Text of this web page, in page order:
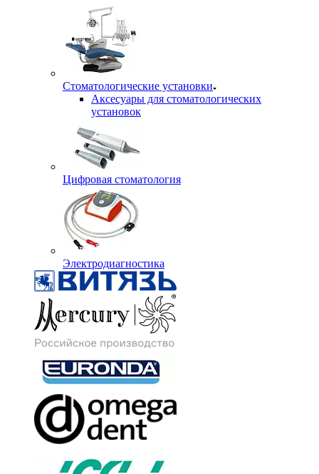
Стоматологические установки
Аксесуары для стоматологических
установок
Цифровая стоматология
Электродиагностика